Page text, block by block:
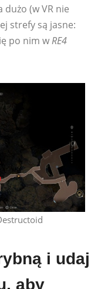
dużo (w VR nie
strefy są jasne:
po nim wRE4
i udaj
aby